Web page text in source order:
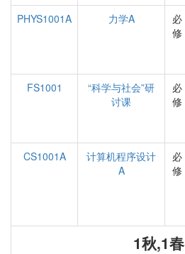
PHYS1001A
力学A
必
修
FS1001
“科学与社会”研
讨课
必
修
CS1001A
计算机程序设计
A
必
修
1秋,1春